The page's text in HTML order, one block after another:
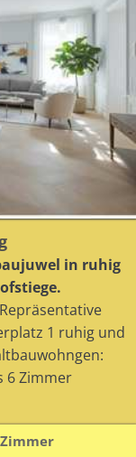
in ruhig
1 ruhig und
6 Zimmer